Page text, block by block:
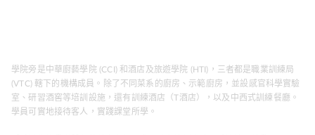
學院旁是中華廚藝學院 (CCI) 和酒店及旅遊學院 (HTI)，三者都是職業訓練局
(VTC) 轄下的機構成員。除了不同菜系的廚房、示範廚房，並設感官科學實驗
室、研習酒窖等培訓設施，還有訓練酒店（T酒店），以及中西式訓練餐廳。
學員可實地接待客人，實踐課堂所學。